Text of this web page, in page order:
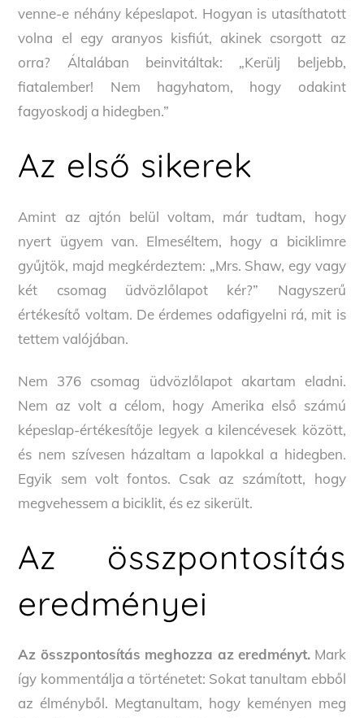
venne-e néhány képeslapot. Hogyan is utasíthatott
volna el egy aranyos kisfiút, akinek csorgott az
orra? Általában beinvitáltak: „Kerülj beljebb,
fiatalember! Nem hagyhatom, hogy odakint
fagyoskodj a hidegben.”
Az első sikerek
Amint az ajtón belül voltam, már tudtam, hogy
nyert ügyem van. Elmeséltem, hogy a biciklimre
gyűjtök, majd megkérdeztem: „Mrs. Shaw, egy vagy
két csomag üdvözlőlapot kér?” Nagyszerű
értékesítő voltam. De érdemes odafigyelni rá, mit is
tettem valójában.
Nem 376 csomag üdvözlőlapot akartam eladni.
Nem az volt a célom, hogy Amerika első számú
képeslap-értékesítője legyek a kilencévesek között,
és nem szívesen házaltam a lapokkal a hidegben.
Egyik sem volt fontos. Csak az számított, hogy
megvehessem a biciklit, és ez sikerült.
Az összpontosítás
eredményei
Az összpontosítás meghozza az eredményt. Mark
így kommentálja a történetet: Sokat tanultam ebből
az élményből. Megtanultam, hogy keményen meg